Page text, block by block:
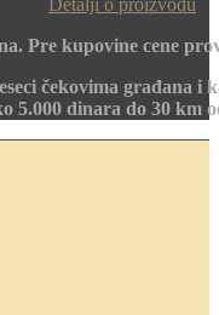
Detalji o proizvodu
Pre kupovine cene
čekovima građana i
5.000 dinara do 30 km